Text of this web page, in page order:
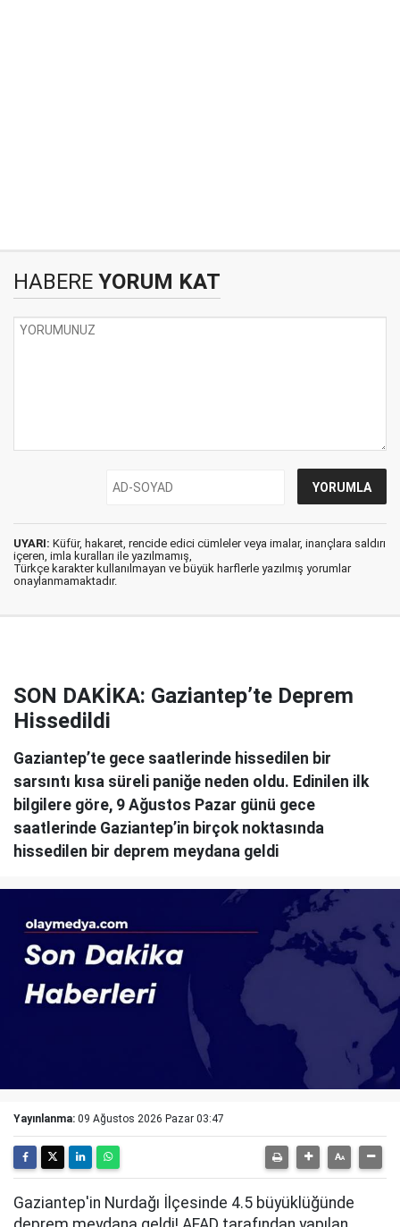
HABERE YORUM KAT
UYARI: Küfür, hakaret, rencide edici cümleler veya imalar, inançlara saldırı
içeren, imla kuralları ile yazılmamış,
Türkçe karakter kullanılmayan ve büyük harflerle yazılmış yorumlar
onaylanmamaktadır.
SON DAKİKA: Gaziantep’te Deprem
Hissedildi
Gaziantep’te gece saatlerinde hissedilen bir
sarsıntı kısa süreli paniğe neden oldu. Edinilen ilk
bilgilere göre, 9 Ağustos Pazar günü gece
saatlerinde Gaziantep’in birçok noktasında
hissedilen bir deprem meydana geldi
Yayınlanma: 09 Ağustos 2026 Pazar 03:47
Gaziantep'in Nurdağı İlçesinde 4.5 büyüklüğünde